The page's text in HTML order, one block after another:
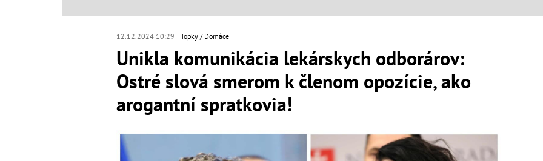
12.12.2024 10:29 Topky Domáce
Unikla komunikácia lekárskych odborárov:
Ostré slová smerom k členom opozície, ako
arogantní spratkovia!